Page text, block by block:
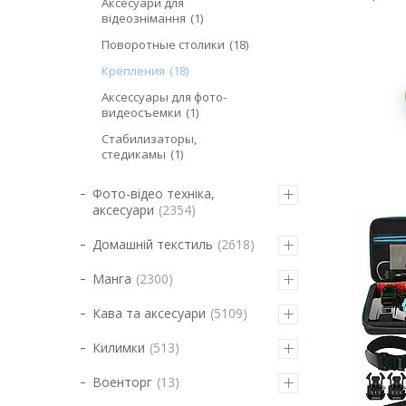
відеознімання
1
Поворотные столики
18
Крепления
18
Аксессуары для фото-
видеосъемки
1
Стабилизаторы,
стедикамы
1
Фото-відео техніка,
аксесуари 2354
Домашній текстиль 2618
Манга 2300
Кава та аксесуари 5109
Килимки 513
Военторг 13